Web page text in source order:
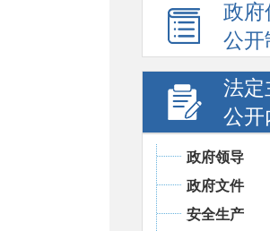
政府
公开
法定
公开
政府领导
政府文件
安全生产